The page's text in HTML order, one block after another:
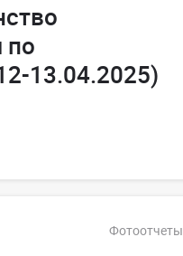
по
13.04.2025)
Фотоотчеты